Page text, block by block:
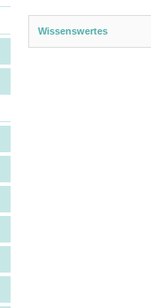
Wissenswertes